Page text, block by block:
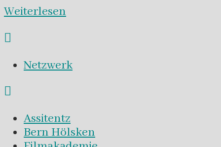
Weiterlesen
Netzwerk
Assitentz
Bern Hölsken